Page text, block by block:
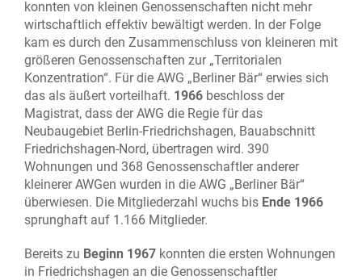
konnten von kleinen Genossenschaften nicht mehr
wirtschaftlich effektiv bewältigt werden. In der Folge
kam es durch den Zusammenschluss von kleineren mit
größeren Genossenschaften zur „Territorialen
Konzentration“. Für die AWG „Berliner Bär“ erwies sich
das als äußert vorteilhaft. 1966 beschloss der
Magistrat, dass der AWG die Regie für das
Neubaugebiet Berlin-Friedrichshagen, Bauabschnitt
Friedrichshagen-Nord, übertragen wird. 390
Wohnungen und 368 Genossenschaftler anderer
kleinerer AWGen wurden in die AWG „Berliner Bär“
überwiesen. Die Mitgliederzahl wuchs bis Ende 1966
sprunghaft auf 1.166 Mitglieder.
Bereits zu Beginn 1967 konnten die ersten Wohnungen
in Friedrichshagen an die Genossenschaftler